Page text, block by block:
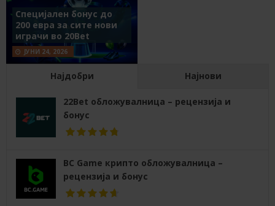
Специјален бонус до
200 евра за сите нови
играчи во 20Bet
ЈУНИ 24, 2026
Најдобри Најнови
22Bet обложувалница – рецензија и
бонус
BC Game крипто обложувалница –
рецензија и бонус